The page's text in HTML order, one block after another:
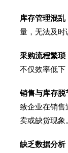
库存管理混乱
量，无法及时
采购流程繁琐
不仅效率低下
销售与库存脱
致企业在销售
卖或缺货现象
缺乏数据分析